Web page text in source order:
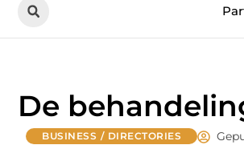
De
BUSINESS / DIRECTORIES